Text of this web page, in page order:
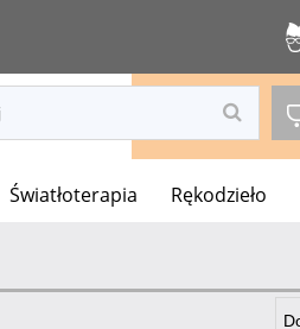
Światłoterapia Rękodzieło